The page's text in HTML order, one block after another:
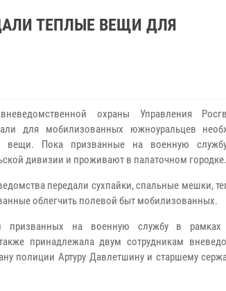
ТЕПЛЫЕ ВЕЩИ ДЛЯ
охраны Управления
для мобилизованных южноуральцев
вещи. Пока призванные на военную
дивизии и проживают в палаточном городке.
передали сухпайки, спальные мешки,
облегчить полевой быт мобилизованных.
призванных на военную службу в рамках
принадлежала двум сотрудникам
полиции Артуру Давлетшину и старшему